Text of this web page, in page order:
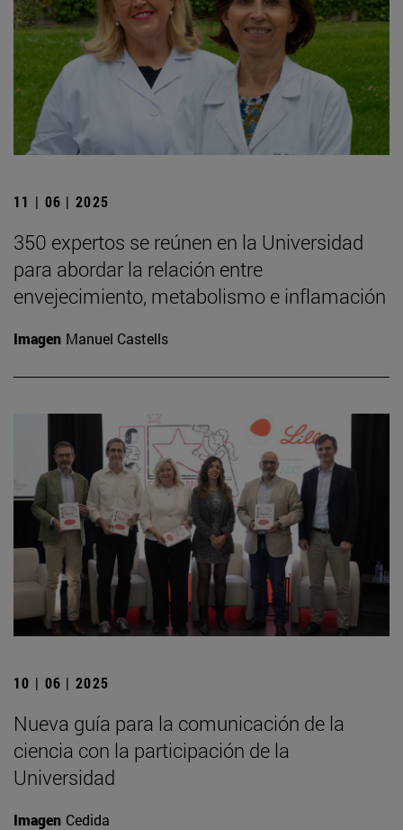
11 | 06 | 2025
350 expertos se reúnen en la Universidad
para abordar la relación entre
envejecimiento, metabolismo e inflamación
Imagen Manuel Castells
10 | 06 | 2025
Nueva guía para la comunicación de la
ciencia con la participación de la
Universidad
Imagen Cedida